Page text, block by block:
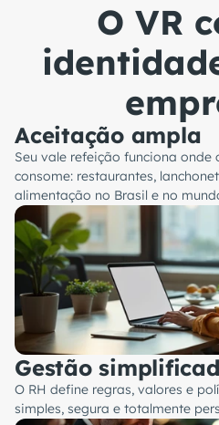
O VR
Aceitação ampla
Seu vale refeição funciona
consome: restaurantes,
alimentação no Brasil e no
Gestão
O RH define regras, valores e
simples, segura e totalmente